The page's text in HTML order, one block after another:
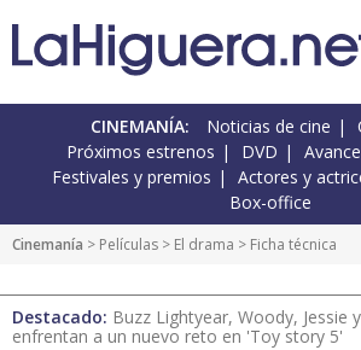
CINEMANÍA: Noticias de cine
Próximos estrenos
DVD
Festivales y premios
Actores y
Box-office
Cinemanía > Películas > El drama > Ficha técnica
Destacado: Buzz Lightyear, Woody, Jessie
enfrentan a un nuevo reto en 'Toy story 5'